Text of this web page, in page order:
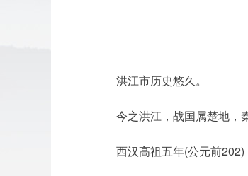
洪江市历史悠久。
今之洪江，战国属楚地，
西汉高祖五年(公元前